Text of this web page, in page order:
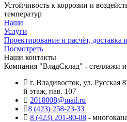
Устойчивость к коррозии и
температур
Наши
Услуги
Проектирование и расчёт, доставка
Посмотреть
Наши контакты
Компания "ВладСклад" - стеллажи и
г. Владивосток, ул. Русская
й этаж, пав. 107
2018008@mail.ru
8 (423) 258-23-33
8 (423) 201-80-08 -